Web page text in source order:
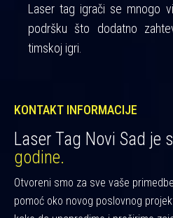
Laser tag igrači se mnogo
podršku što dodatno
timskoj igri.
KONTAKT INFORMACIJE
Laser Tag Novi Sad je
godine.
Otvoreni smo za sve vaše
pomoć oko novog poslovnog